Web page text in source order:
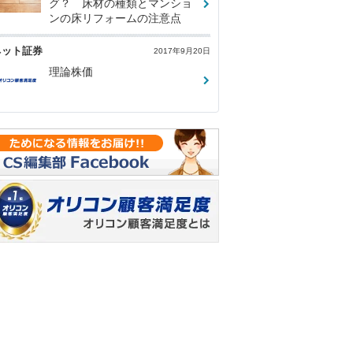
グ？ 床材の種類とマンショ
ンの床リフォームの注意点
ト証券 2017年9月20日
理論株価